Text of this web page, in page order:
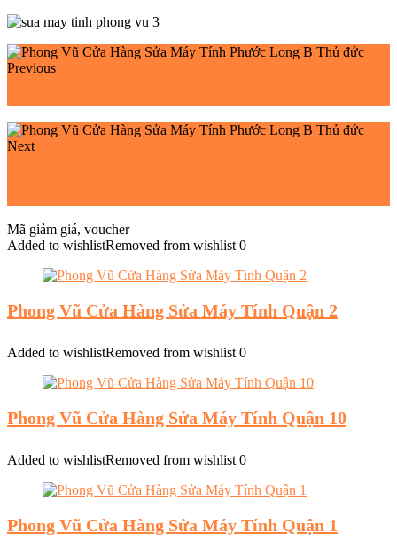
Previous
Next
Mã giảm giá, voucher
Added to wishlistRemoved from wishlist 0
Phong Vũ Cửa Hàng Sửa Máy Tính Quận 2
Added to wishlistRemoved from wishlist 0
Phong Vũ Cửa Hàng Sửa Máy Tính Quận 10
Added to wishlistRemoved from wishlist 0
Phong Vũ Cửa Hàng Sửa Máy Tính Quận 1